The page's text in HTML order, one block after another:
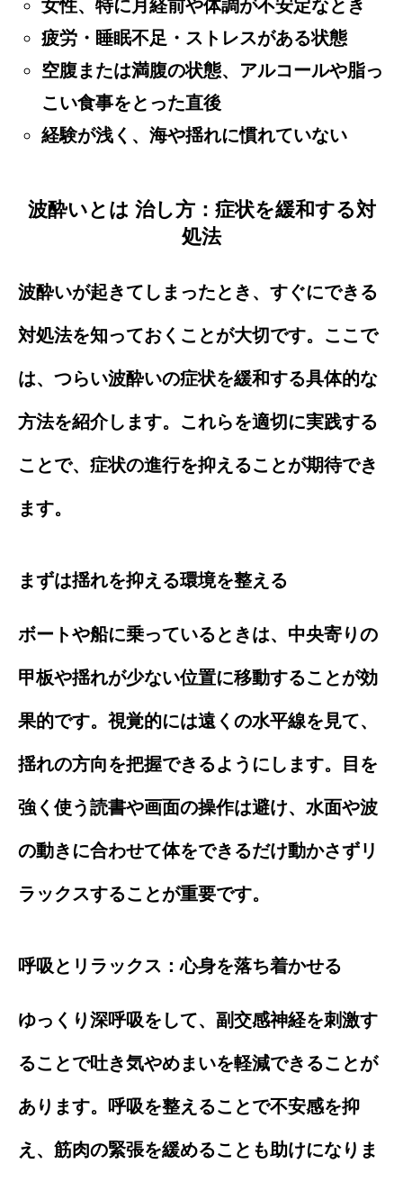
女性、特に月経前や体調が不安定なとき
疲労・睡眠不足・ストレスがある状態
空腹または満腹の状態、アルコールや脂っ
こい食事をとった直後
経験が浅く、海や揺れに慣れていない
波酔いとは 治し方：症状を緩和する対
処法
波酔いが起きてしまったとき、すぐにできる
対処法を知っておくことが大切です。ここで
は、つらい波酔いの症状を緩和する具体的な
方法を紹介します。これらを適切に実践する
ことで、症状の進行を抑えることが期待でき
ます。
まずは揺れを抑える環境を整える
ボートや船に乗っているときは、中央寄りの
甲板や揺れが少ない位置に移動することが効
果的です。視覚的には遠くの水平線を見て、
揺れの方向を把握できるようにします。目を
強く使う読書や画面の操作は避け、水面や波
の動きに合わせて体をできるだけ動かさずリ
ラックスすることが重要です。
呼吸とリラックス：心身を落ち着かせる
ゆっくり深呼吸をして、副交感神経を刺激す
ることで吐き気やめまいを軽減できることが
あります。呼吸を整えることで不安感を抑
え、筋肉の緊張を緩めることも助けになりま